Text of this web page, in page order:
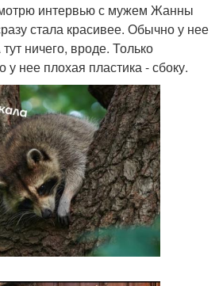
интервью с мужем Жанны
стала красивее. Обычно у нее
ничего, вроде. Только
у нее плохая пластика - сбоку.